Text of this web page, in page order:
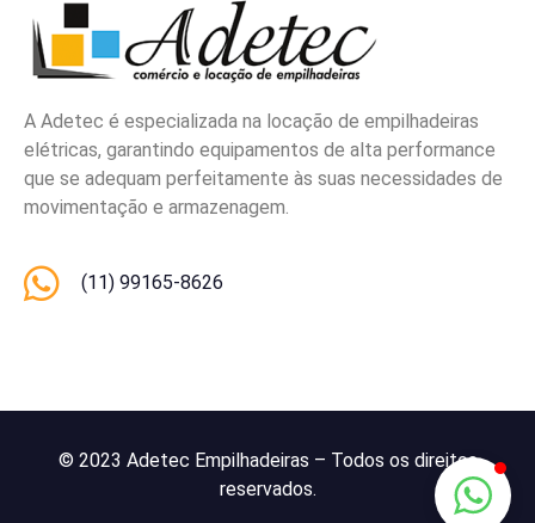
A Adetec é especializada na locação de empilhadeiras
elétricas, garantindo equipamentos de alta performance
que se adequam perfeitamente às suas necessidades de
movimentação e armazenagem.
(11) 99165-8626
© 2023 Adetec Empilhadeiras – Todos os direitos
reservados.